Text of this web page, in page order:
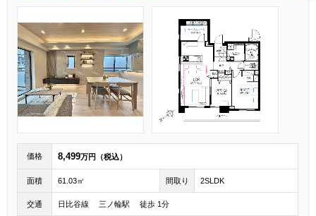
価格 8,499万円（税込）
面積 61.03㎡ 間取り 2SLDK
交通 日比谷線 三ノ輪駅 徒歩 1分